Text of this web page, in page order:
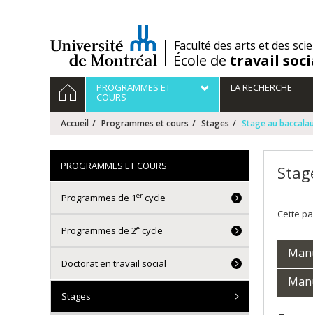
/Faculté des arts et des
École de travail
Navigation
principale
ACCUEILPROGRAMMES ET
COURS
LA RECHERCHE
Accueil Programmes et cours Stages Stage au
Cette
PROGRAMMES ET COURS
Programmes de 1er cycle
Programmes de 2e cycle
Doctorat en travail social
Stages